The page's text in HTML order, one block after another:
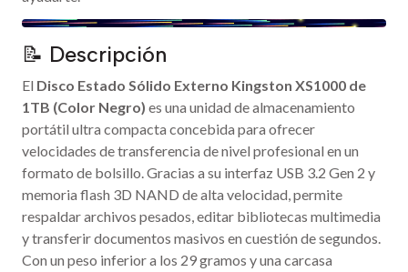
📝 Descripción
El Disco Estado Sólido Externo Kingston XS1000 de
1TB (Color Negro) es una unidad de almacenamiento
portátil ultra compacta concebida para ofrecer
velocidades de transferencia de nivel profesional en un
formato de bolsillo. Gracias a su interfaz USB 3.2 Gen 2 y
memoria flash 3D NAND de alta velocidad, permite
respaldar archivos pesados, editar bibliotecas multimedia
y transferir documentos masivos en cuestión de segundos.
Con un peso inferior a los 29 gramos y una carcasa